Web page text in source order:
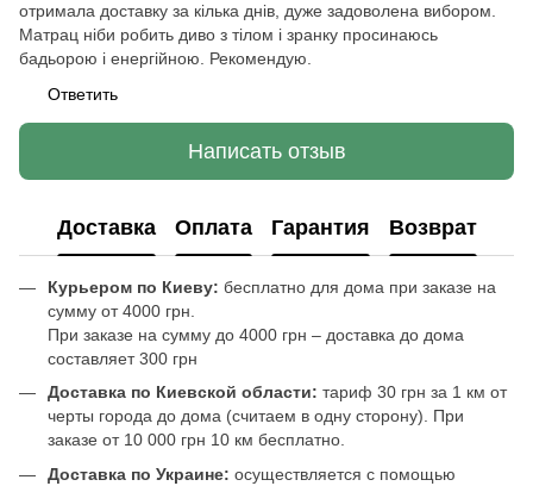
отримала доставку за кілька днів, дуже задоволена вибором.
Матрац ніби робить диво з тілом і зранку просинаюсь
бадьорою і енергійною. Рекомендую.
Ответить
Написать отзыв
Доставка Оплата Гарантия Возврат
Курьером по Киеву: бесплатно для дома при заказе на
сумму от 4000 грн.
При заказе на сумму до 4000 грн – доставка до дома
составляет 300 грн
Доставка по Киевской области: тариф 30 грн за 1 км от
черты города до дома (считаем в одну сторону). При
заказе от 10 000 грн 10 км бесплатно.
Доставка по Украине: осуществляется с помощью